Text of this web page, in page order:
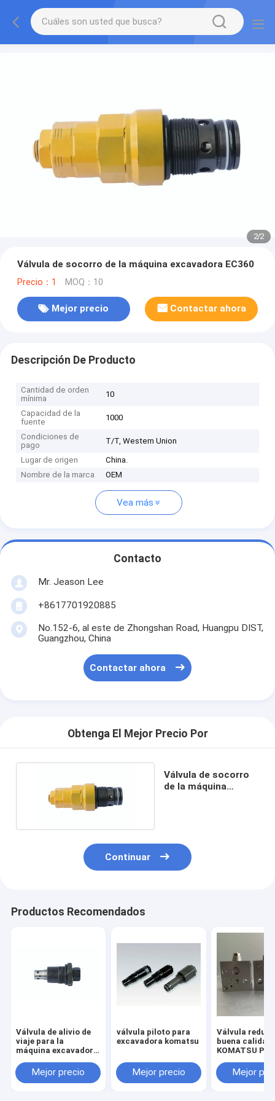
2/2
Válvula de socorro de la máquina excavadora EC360
Precio：1 MOQ：10
Mejor precio Contactar ahora
Descripción De Producto
Cantidad de orden
mínima
10
Capacidad de la
fuente
1000
Condiciones de
pago
T/T, Western Union
Lugar de origen
China.
Nombre de la marca
OEM
Vea más
Contacto
Mr. Jeason Lee
+8617701920885
No.152-6, al este de Zhongshan Road, Huangpu DIST,
Guangzhou, China
Contactar ahora
Obtenga El Mejor Precio Por
Válvula de socorro
de la máquina
Continuar
Productos Recomendados
Válvula de alivio de
viaje para la
máquina excavadora
Mejor precio
válvula piloto para
excavadora komatsu
Mejor precio
Válvula
buena calidad
KOMATSU
Mejor